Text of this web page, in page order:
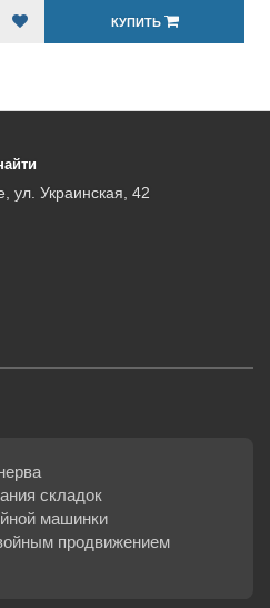
КУПИТЬ
ул. Украинская, 42
складок
машинки
продвижением